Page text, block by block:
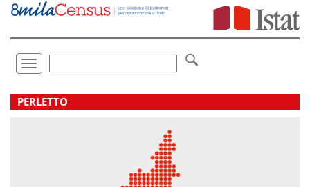
Vai
direttamente
Toggle
navigation
.
PERLETTO